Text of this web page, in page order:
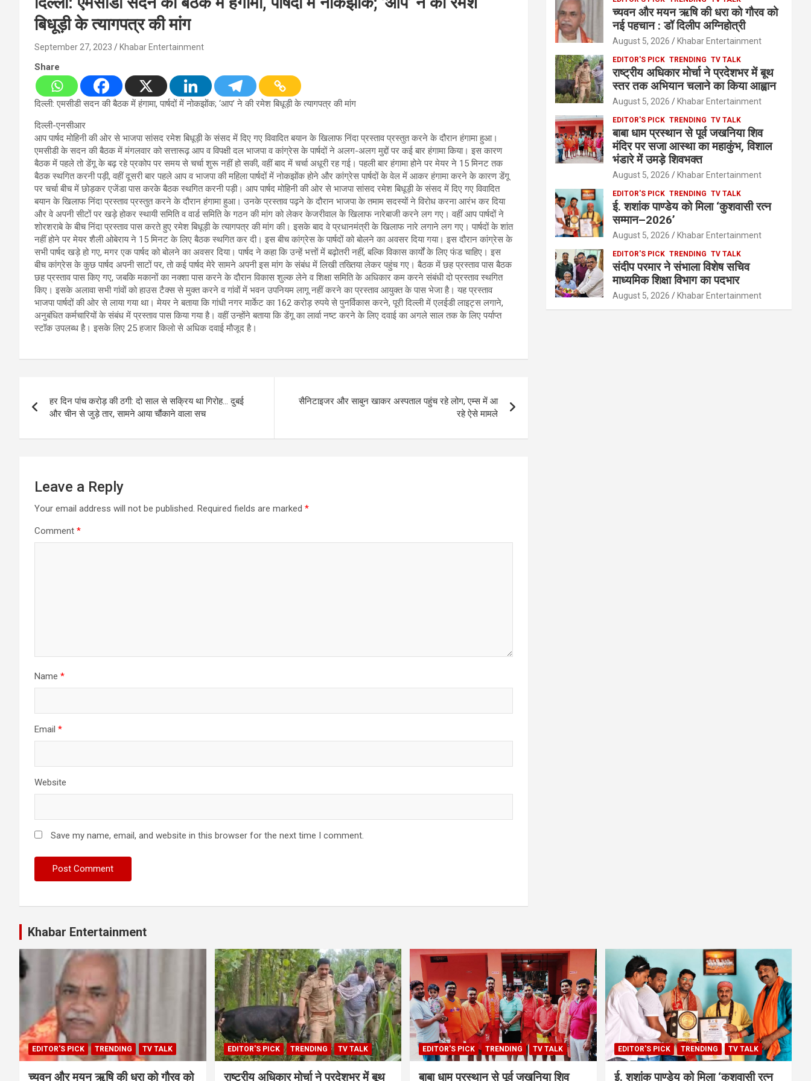
बिधूड़ी के त्यागपत्र की मांग
September 27, 2023 Khabar Entertainment
Share
दिल्ली: एमसीडी सदन की बैठक में हंगामा, पार्षदों में नोकझोंक; ‘आप’ ने की रमेश बिधूड़ी के त्यागपत्र की मांग
दिल्ली-एनसीआर
आप पार्षद मोहिनी की ओर से भाजपा सांसद रमेश बिधूड़ी के संसद में दिए गए विवादित बयान के खिलाफ निंदा प्रस्ताव प्रस्तुत करने के दौरान हंगामा हुआ।
एमसीडी के सदन की बैठक में मंगलवार को सत्तारूढ़ आप व विपक्षी दल भाजपा व कांग्रेस के पार्षदों ने अलग-अलग मुद्दों पर कई बार हंगामा किया। इस कारण
बैठक में पहले तो डेंगू के बढ़ रहे प्रकोप पर समय से चर्चा शुरू नहीं हो सकी, वहीं बाद में चर्चा अधूरी रह गई। पहली बार हंगामा होने पर मेयर ने 15 मिनट तक
बैठक स्थगित करनी पड़ी, वहीं दूसरी बार पहले आप व भाजपा की महिला पार्षदों में नोकझोंक होने और कांग्रेस पार्षदों के वेल में आकर हंगामा करने के कारण डेंगू
पर चर्चा बीच में छोड़कर एजेंडा पास करके बैठक स्थगित करनी पड़ी। आप पार्षद मोहिनी की ओर से भाजपा सांसद रमेश बिधूड़ी के संसद में दिए गए विवादित
बयान के खिलाफ निंदा प्रस्ताव प्रस्तुत करने के दौरान हंगामा हुआ। उनके प्रस्ताव पढ़ने के दौरान भाजपा के तमाम सदस्यों ने विरोध करना आरंभ कर दिया
और वे अपनी सीटों पर खड़े होकर स्थायी समिति व वार्ड समिति के गठन की मांग को लेकर केजरीवाल के खिलाफ नारेबाजी करने लग गए। वहीं आप पार्षदों ने
शोरशराबे के बीच निंदा प्रस्ताव पास करते हुए रमेश बिधूड़ी के त्यागपत्र की मांग की। इसके बाद वे प्रधानमंत्री के खिलाफ नारे लगाने लग गए। पार्षदों के शांत
नहीं होने पर मेयर शैली ओबेराय ने 15 मिनट के लिए बैठक स्थगित कर दी। इस बीच कांग्रेस के पार्षदों को बोलने का अवसर दिया गया। इस दौरान कांग्रेस के
सभी पार्षद खड़े हो गए, मगर एक पार्षद को बोलने का अवसर दिया। पार्षद ने कहा कि उन्हें भत्तों में बढ़ोतरी नहीं, बल्कि विकास कार्यों के लिए फंड चाहिए। इस
बीच कांग्रेस के कुछ पार्षद अपनी साटों पर, तो कई पार्षद मेरे सामने अपनी इस मांग के संबंध में लिखी तख्तिया लेकर पहुंच गए। बैठक में छह प्रस्ताव पास बैठक
छह प्रस्ताव पास किए गए, जबकि मकानों का नक्शा पास करने के दौरान विकास शुल्क लेने व शिक्षा समिति के अधिकार कम करने संबंधी दो प्रस्ताव स्थगित
किए। इसके अलावा सभी गांवों को हाउस टैक्स से मुक्त करने व गांवों में भवन उपनियम लागू नहीं करने का प्रस्ताव आयुक्त के पास भेजा है। यह प्रस्ताव
भाजपा पार्षदों की ओर से लाया गया था। मेयर ने बताया कि गांधी नगर मार्केट का 162 करोड़ रुपये से पुनर्विकास करने, पूरी दिल्ली में एलईडी लाइट्स लगाने,
अनुबंधित कर्मचारियों के संबंध में प्रस्ताव पास किया गया है। वहीं उन्होंने बताया कि डेंगू का लार्वा नष्ट करने के लिए दवाई का अगले साल तक के लिए पर्याप्त
स्टॉक उपलब्ध है। इसके लिए 25 हजार किलो से अधिक दवाई मौजूद है।
navigation
हर दिन पांच करोड़ की ठगी: दो साल से सक्रिय था गिरोह… दुबई
और चीन से जुड़े तार, सामने आया चौंकाने वाला सच
सैनिटाइजर और साबुन खाकर अस्पताल पहुंच रहे लोग, एम्स में आ
रहे ऐसे मामले
Leave a Reply
Your email address will not be published. Required fields are marked *
Comment *
Name *
Email *
Website
Save my name, email, and website in this browser for the next time I comment.
च्यवन और मयन ऋषि की धरा को गौरव को
नई पहचान : डॉ दिलीप अग्निहोत्री
August 5, 2026 Khabar Entertainment
EDITOR'S PICK TRENDING TV TALK
राष्ट्रीय अधिकार मोर्चा ने प्रदेशभर में बूथ
स्तर तक अभियान चलाने का किया आह्वान
August 5, 2026 Khabar Entertainment
EDITOR'S PICK TRENDING TV TALK
बाबा धाम प्रस्थान से पूर्व जखनिया शिव
मंदिर पर सजा आस्था का महाकुंभ, विशाल
भंडारे में उमड़े शिवभक्त
August 5, 2026 Khabar Entertainment
EDITOR'S PICK TRENDING TV TALK
ई. शशांक पाण्डेय को मिला ‘कुशवासी रत्न
सम्मान–2026’
August 5, 2026 Khabar Entertainment
EDITOR'S PICK TRENDING TV TALK
संदीप परमार ने संभाला विशेष सचिव
माध्यमिक शिक्षा विभाग का पदभार
August 5, 2026 Khabar Entertainment
Khabar Entertainment
EDITOR'S PICK TRENDING TV TALK
च्यवन और मयन ऋषि की धरा को गौरव को
EDITOR'S PICK TRENDING TV TALK
राष्ट्रीय अधिकार मोर्चा ने प्रदेशभर में बूथ
EDITOR'S PICK TRENDING TV TALK
बाबा धाम प्रस्थान से पूर्व जखनिया शिव
EDITOR'S PICK TRENDING TV TALK
ई. शशांक पाण्डेय को मिला ‘कुशवासी रत्न